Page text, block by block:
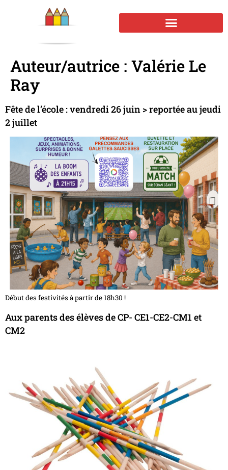
Auteur/autrice : Valérie Le
Ray
Fête de l’école : vendredi 26 juin > reportée au jeudi
2 juillet
Début des festivités à partir de 18h30 !
Aux parents des élèves de CP- CE1-CE2-CM1 et
CM2